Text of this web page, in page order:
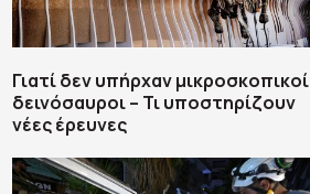
Γιατί δεν υπήρχαν μικροσκοπικοί
δεινόσαυροι – Τι υποστηρίζουν
νέες έρευνες